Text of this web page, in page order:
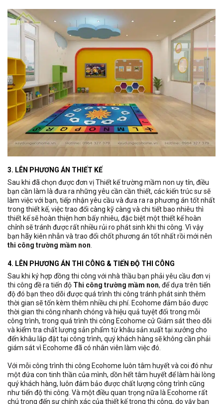
3. LÊN PHƯƠNG ÁN THIẾT KẾ
Sau khi đã chọn được đơn vị Thiết kế trường mầm non uy tín, điều
bạn cần làm là đưa ra những yêu cần cần thiết, các kiến trúc sư sẽ
làm việc với bạn, tiếp nhận yêu cầu và đưa ra ra phương án tốt nhất
trong thiết kế, việc trao đổi càng kỹ càng và chi tiết bao nhiêu thì
thiết kế sẽ hoàn thiện hơn bấy nhiêu, đặc biệt một thiết kế hoàn
chỉnh sẽ tránh được rất nhiều rủi ro phát sinh khi thi công. Vì vậy
bạn hãy kiên nhẫn và trao đổi chốt phương án tốt nhất rồi mới nên
thi công trường mầm non.
4. LÊN PHƯƠNG ÁN THI CÔNG & TIẾN ĐỘ THI CÔNG
Sau khi ký hợp đồng thi công với nhà thầu bạn phải yêu cầu đơn vị
thi công đề ra tiến độ Thi công trường mầm non, để dựa trên tiến
độ đó bạn theo dõi được quá trình thi công tránh phát sinh thêm
thời gian sẽ tốn kèm thêm nhiều chi phí. Ecohome đảm bảo được
thời gian thi công nhanh chóng và hiệu quả tuyệt đối trong mỗi
công trình, trong quá trình thi công Ecohome cử Giám sát theo dõi
và kiểm tra chất lượng sản phẩm từ khâu sản xuất tại xưởng cho
đến khâu lắp đặt tại công trình, quý khách hàng sẽ không cần phải
giám sát vì Ecohome đã có nhân viên làm việc đó.
Với mỗi công trình thi công Ecohome luôn tâm huyết và coi đó như
một đứa con tinh thần của mình, dồn hết tâm huyết để làm hài lòng
quý khách hàng, luôn đảm bảo được chất lượng công trình cũng
như tiến độ thi công. Và một điều quan trọng nữa là Ecohome rất
chú trọng đến sự chính xác của thiết kế trong thi công, do vậy bạn